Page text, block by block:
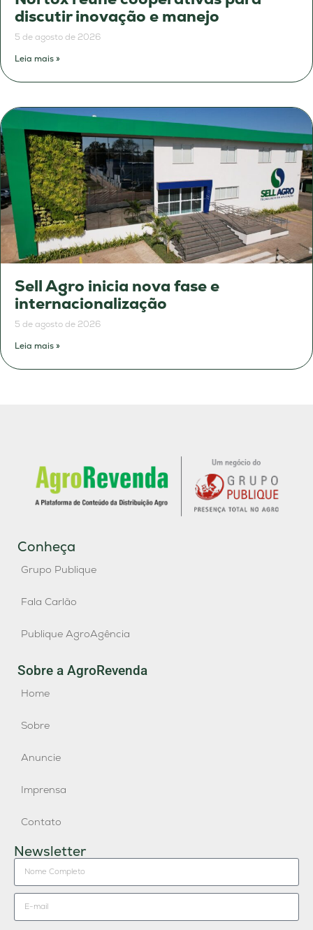
discutir inovação e manejo
5 de agosto de 2026
Leia mais »
Sell Agro inicia nova fase e
internacionalização
5 de agosto de 2026
Leia mais »
Conheça
Grupo Publique
Fala Carlão
Publique AgroAgência
Sobre a AgroRevenda
Home
Sobre
Anuncie
Imprensa
Contato
Newsletter